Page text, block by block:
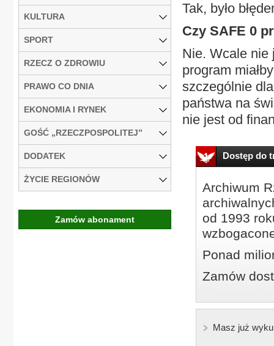
Tak, było
Czy SAFE 0
Nie. Wcale nie
program
szczególnie
państwa na
nie jest od
Dostęp do
Archiwum
od 1993
Ponad
Zamów
Masz już
KULTURA
SPORT
RZECZ O ZDROWIU
PRAWO CO DNIA
EKONOMIA I RYNEK
GOŚĆ „RZECZPOSPOLITEJ”
DODATEK
ŻYCIE REGIONÓW
Zamów abonament